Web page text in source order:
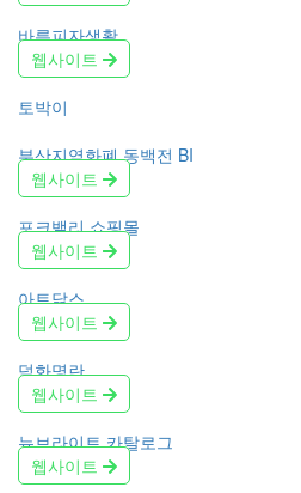
바른피자생활
웹사이트
토박이
부산지역화폐 동백전 BI
웹사이트
포크밸리 쇼핑몰
웹사이트
아트닭스
웹사이트
덕화명란
웹사이트
뉴브라이트 카탈로그
웹사이트